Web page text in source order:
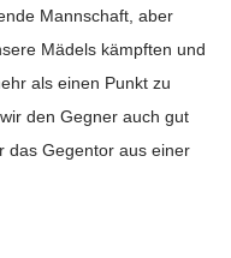
Mannschaft, aber
Mädels kämpften und
als einen Punkt zu
den Gegner auch gut
das Gegentor aus einer